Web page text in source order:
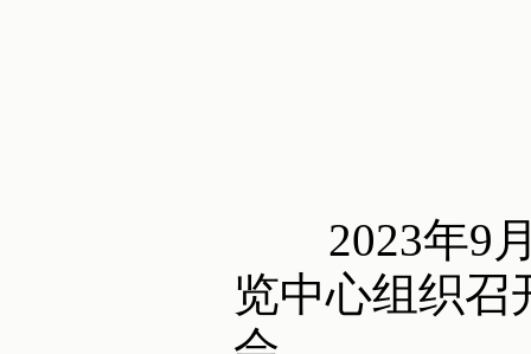
2023年9月
览中心组织召